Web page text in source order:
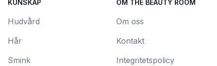
KUNSKAP
Hudvård
Hår
Smink
OM THE BEAUTY ROOM
Om oss
Kontakt
Integritetspolicy